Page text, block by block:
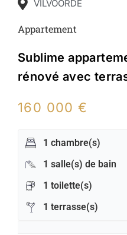
VILVOORDE
Appartement
Sublime
rénové avec
160 000 €
1 chambre(s)
1 salle(s) de bain
1 toilette(s)
1 terrasse(s)